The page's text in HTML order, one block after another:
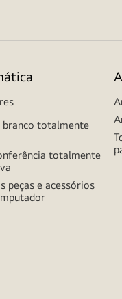
branco totalmente
totalmente
peças e acessórios